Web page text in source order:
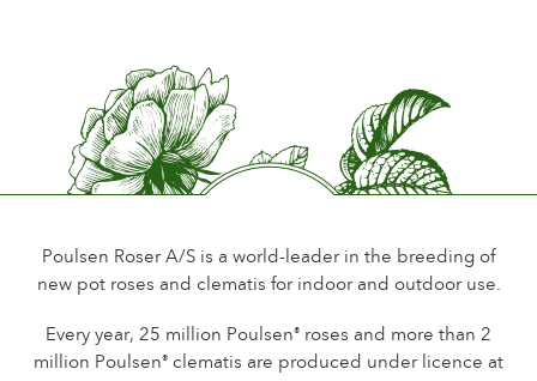
Poulsen Roser A/S is a world-leader in the breeding of
new pot roses and clematis for indoor and outdoor use.
Every year, 25 million Poulsen® roses and more than 2
million Poulsen® clematis are produced under licence at